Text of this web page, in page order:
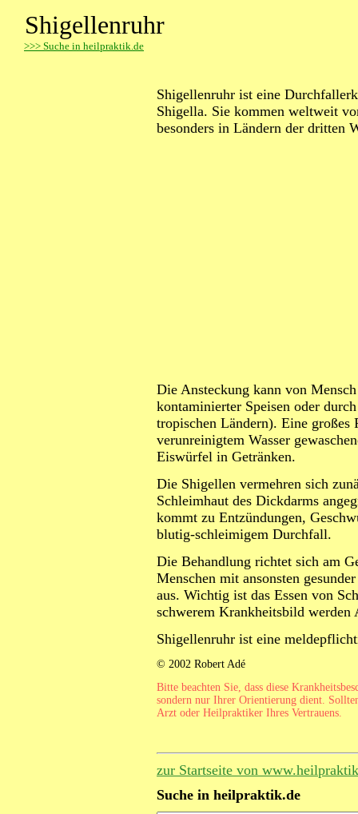
Shigellenruhr
>>> Suche in heilpraktik.de
Shigellenruhr ist eine
Shigella. Sie kommen weltweit
besonders in Ländern der dritten
Die Ansteckung kann von
kontaminierter Speisen oder
tropischen Ländern). Eine
verunreinigtem Wasser
Eiswürfel in Getränken.
Die Shigellen vermehren sich
Schleimhaut des Dickdarms
kommt zu Entzündungen,
blutig-schleimigem Durchfall.
Die Behandlung richtet sich am
Menschen mit ansonsten
aus. Wichtig ist das Essen von
schwerem Krankheitsbild
Shigellenruhr ist eine
© 2002 Robert Adé
Bitte beachten Sie, dass diese
sondern nur Ihrer Orientierung dient.
Arzt oder Heilpraktiker Ihres Vertrauens.
zur Startseite von
Suche in heilpraktik.de